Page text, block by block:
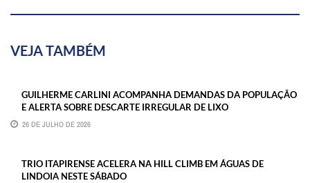
VEJA TAMBÉM
GUILHERME CARLINI ACOMPANHA DEMANDAS DA POPULAÇÃO
E ALERTA SOBRE DESCARTE IRREGULAR DE LIXO
26 DE JULHO DE 2026
TRIO ITAPIRENSE ACELERA NA HILL CLIMB EM ÁGUAS DE
LINDOIA NESTE SÁBADO